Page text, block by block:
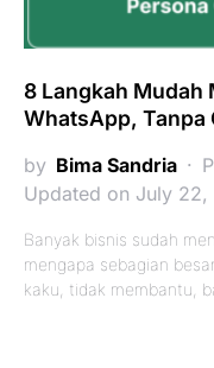
8 Langkah Mudah
WhatsApp, Tanpa
by Bima Sandria
Updated on July 22,
Banyak bisnis sudah
mengapa sebagian
kaku, tidak membantu,